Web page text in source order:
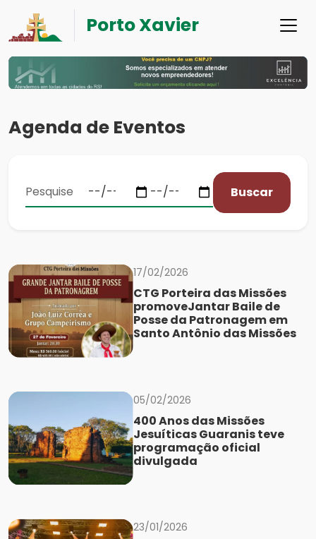
Porto Xavier
Agenda de Eventos
Buscar
17/02/2026
CTG Porteira das Missões
promoveJantar Baile de
Posse da Patronagem em
Santo Antônio das Missões
05/02/2026
400 Anos das Missões
Jesuíticas Guaranis teve
programação oficial
divulgada
23/01/2026